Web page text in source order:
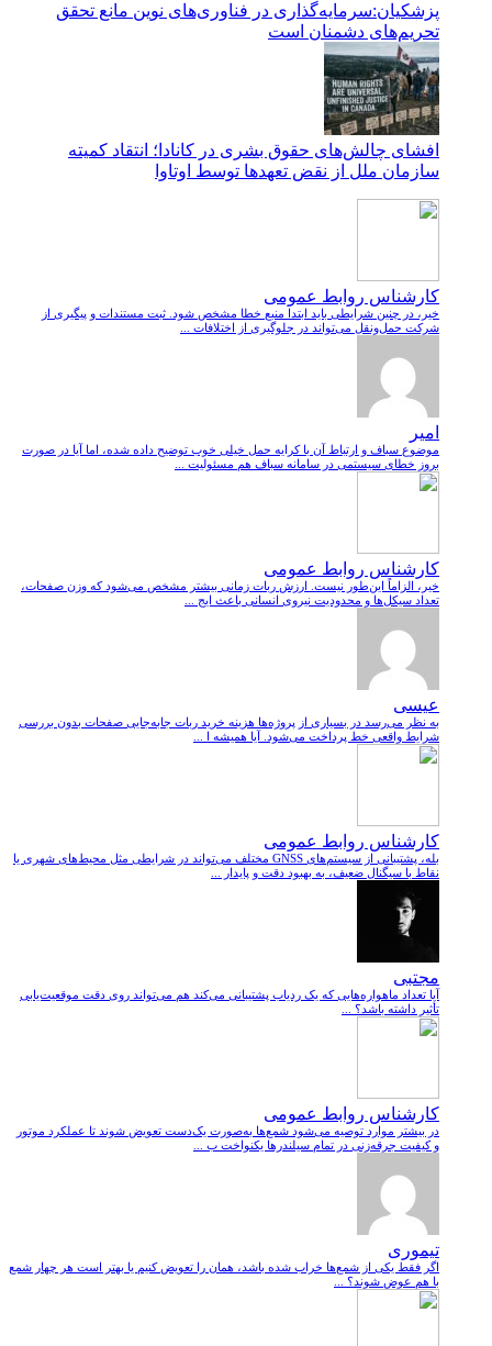
پزشکیان:سرمایه‌گذاری در فناوری‌های نوین مانع تحقق
تحریم‌های دشمنان است
افشای چالش‌های حقوق بشری در کانادا؛ انتقاد کمیته
سازمان ملل از نقض تعهد‌ها توسط اوتاوا
کارشناس روابط عمومی
خیر، در چنین شرایطی باید ابتدا منبع خطا مشخص شود. ثبت مستندات و پیگیری از
شرکت حمل‌ونقل می‌تواند در جلوگیری از اختلافات ...
امیر
موضوع سباف و ارتباط آن با کرایه حمل خیلی خوب توضیح داده شده، اما آیا در صورت
بروز خطای سیستمی در سامانه سباف هم مسئولیت ...
کارشناس روابط عمومی
خیر، الزاماً این‌طور نیست. ارزش ربات زمانی بیشتر مشخص می‌شود که وزن صفحات،
تعداد سیکل‌ها و محدودیت نیروی انسانی باعث ایج ...
عیسی
به نظر می‌رسد در بسیاری از پروژه‌ها هزینه خرید ربات جابه‌جایی صفحات بدون بررسی
شرایط واقعی خط پرداخت می‌شود. آیا همیشه ا ...
کارشناس روابط عمومی
بله، پشتیبانی از سیستم‌های GNSS مختلف می‌تواند در شرایطی مثل محیط‌های شهری یا
نقاط با سیگنال ضعیف، به بهبود دقت و پایدار ...
مجتبی
آیا تعداد ماهواره‌هایی که یک ردیاب پشتیبانی می‌کند هم می‌تواند روی دقت موقعیت‌یابی
تأثیر داشته باشد؟ ...
کارشناس روابط عمومی
در بیشتر موارد توصیه می‌شود شمع‌ها به‌صورت یک‌دست تعویض شوند تا عملکرد موتور
و کیفیت جرقه‌زنی در تمام سیلندرها یکنواخت ب ...
تیموری
اگر فقط یکی از شمع‌ها خراب شده باشد، همان را تعویض کنیم یا بهتر است هر چهار شمع
با هم عوض شوند؟ ...